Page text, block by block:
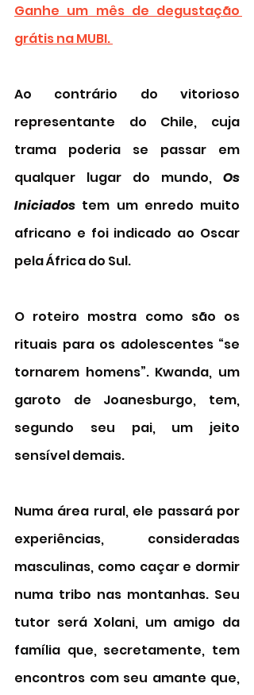
Ganhe um mês de degustação
grátis na MUBI.
Ao contrário do vitorioso
representante do Chile, cuja
trama poderia se passar em
qualquer lugar do mundo, Os
Iniciados tem um enredo muito
africano e foi indicado ao Oscar
pela África do Sul.
O roteiro mostra como são os
rituais para os adolescentes “se
tornarem homens”. Kwanda, um
garoto de Joanesburgo, tem,
segundo seu pai, um jeito
sensível demais.
Numa área rural, ele passará por
experiências, consideradas
masculinas, como caçar e dormir
numa tribo nas montanhas. Seu
tutor será Xolani, um amigo da
família que, secretamente, tem
encontros com seu amante que,